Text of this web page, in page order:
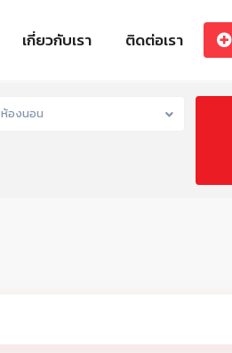
เกี่ยวกับเรา ติดต่อเรา
ห้องนอน